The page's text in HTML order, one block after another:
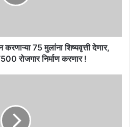
75 मुलांना शिष्यवृत्ती देणार,
रोजगार निर्माण करणार !